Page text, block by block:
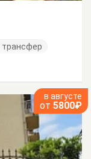
трансфер
в августе
от 5800₽